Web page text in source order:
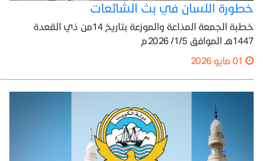
خطورة اللسان في بث الشائعات
خطبة الجمعة المذاعة والموزعة بتاريخ 14من ذي القعدة
1447هـ الموافق 1/5/ 2026م